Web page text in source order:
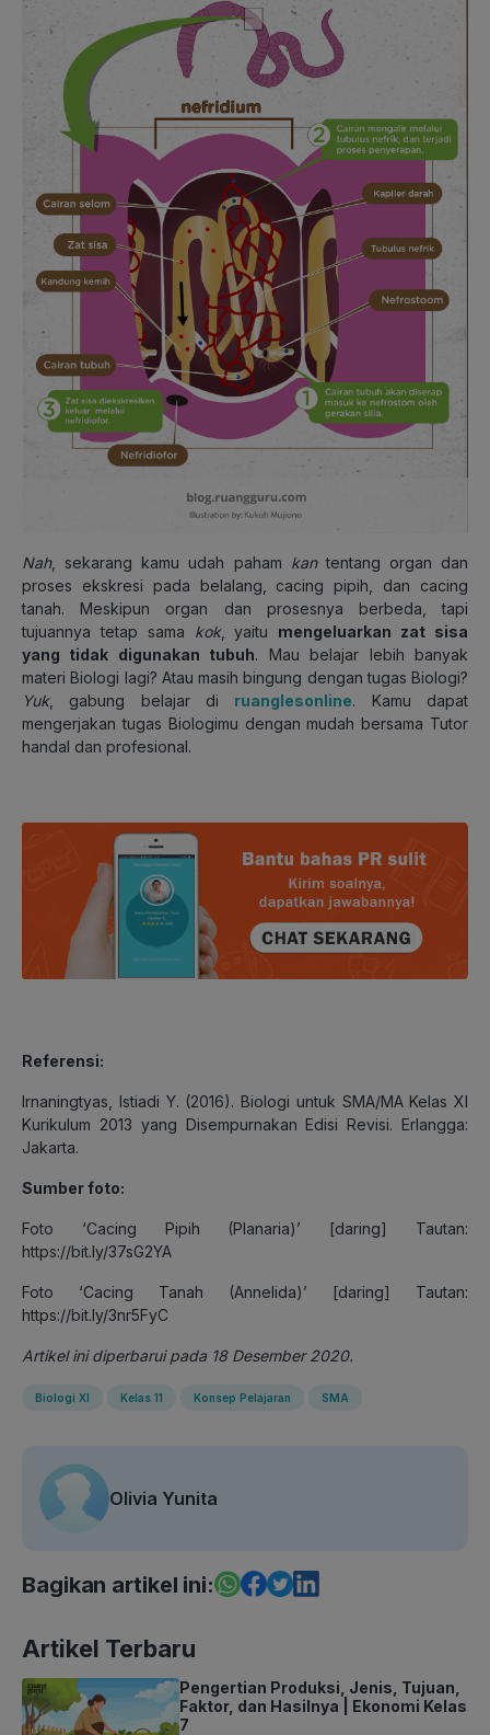
Nah, sekarang kamu udah paham kantentang organ dan
proses ekskresi pada belalang, cacing pipih, dan cacing
tanah. Meskipun organ dan prosesnya berbeda, tapi
tujuannya tetap sama kok, yaitu mengeluarkan zat sisa
yang tidak digunakan tubuh. Mau belajar lebih banyak
materi Biologi lagi? Atau masih bingung dengan tugas Biologi?
Yuk, gabung belajar di ruanglesonline. Kamu dapat
mengerjakan tugas Biologimu dengan mudah bersama Tutor
handal dan profesional.
Referensi:
Irnaningtyas, Istiadi Y. (2016). Biologi untuk SMA/MA Kelas XI
Kurikulum 2013 yang Disempurnakan Edisi Revisi. Erlangga:
Jakarta.
Sumber foto:
Foto ‘Cacing Pipih (Planaria)’ [daring] Tautan:
https://bit.ly/37sG2YA
Foto ‘Cacing Tanah (Annelida)’ [daring] Tautan:
https://bit.ly/3nr5FyC
Artikel ini diperbarui pada 18 Desember 2020.
Biologi XI Kelas 11 Konsep Pelajaran SMA
Olivia Yunita
Bagikan artikel ini:
Artikel Terbaru
Pengertian Produksi, Jenis, Tujuan,
Faktor, dan Hasilnya | Ekonomi Kelas
7